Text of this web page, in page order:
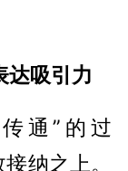
达吸引力
通”的过
纳之上。